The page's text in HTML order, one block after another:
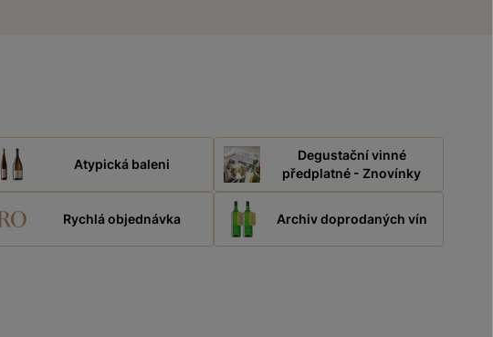
Atypická baleni
Degustační vinné
předplatné - Znovínky
Rychlá objednávka Archiv doprodaných vín